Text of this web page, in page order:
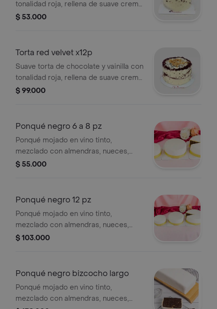
tonalidad roja, rellena de suave crema
de queso y crema de frutos rojos,
$ 53.000
Torta red velvet x12p
Suave torta de chocolate y vainilla con
tonalidad roja, rellena de suave crema
de queso y crema de frutos rojos,
$ 99.000
Ponqué negro 6 a 8 pz
Ponqué mojado en vino tinto,
mezclado con almendras, nueces,
uvas y ciruelas pasas, cubierto en
$ 55.000
Ponqué negro 12 pz
Ponqué mojado en vino tinto,
mezclado con almendras, nueces,
uvas y ciruelas pasas, cubierto en
$ 103.000
Ponqué negro bizcocho largo
Ponqué mojado en vino tinto,
mezclado con almendras, nueces,